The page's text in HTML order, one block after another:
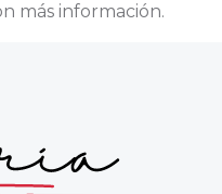
más información.